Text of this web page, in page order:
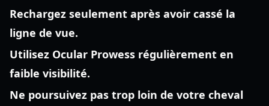
Rechargez seulement après avoir cassé la
ligne de vue.
Utilisez Ocular Prowess régulièrement en
faible visibilité.
Ne poursuivez pas trop loin de votre cheval